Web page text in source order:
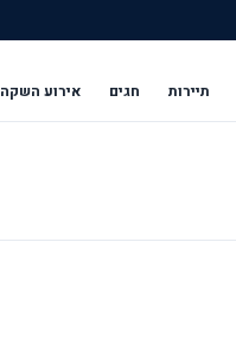
תיירות חגים אירוע השקה